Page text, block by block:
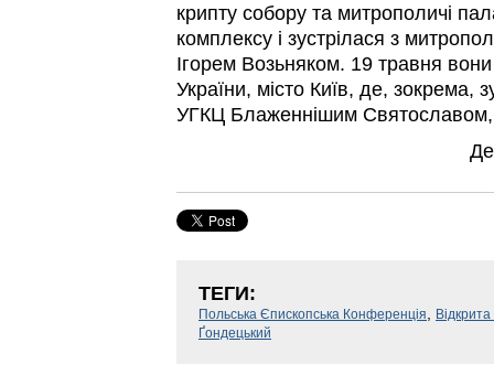
крипту собору та митрополичі
комплексу і зустрілася з
Ігорем Возьняком. 19 травня
України, місто Київ, де, зокрема,
УГКЦ Блаженнішим Святославом,
ТЕГИ:
Польська Єпископська Конференція
Ґондецький